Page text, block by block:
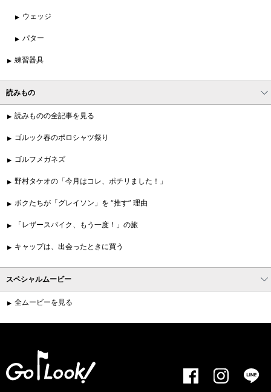
ウェッジ
パター
練習器具
読みもの
読みものの全記事を見る
ゴルック春のポロシャツ祭り
ゴルフメガネズ
野村タケオの「今月はコレ、ポチリました！」
ボクたちが「グレイソン」を “推す” 理由
「レザースパイク、もう一度！」の旅
キャップは、出会ったときに買う
スペシャルムービー
全ムービーを見る